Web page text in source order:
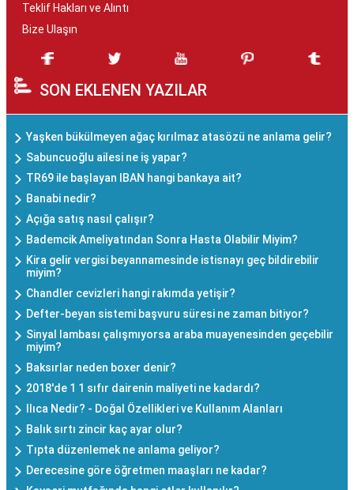
Teklif Hakları ve Alıntı
Bize Ulaşın
SON EKLENEN YAZILAR
Yaşken bükülmeyen ağaç kırılmaz atasözü ne anlama gelir?
Sabuncuoğlu ailesi ne iş yapar?
TR69 ile başlayan IBAN hangi bankaya ait?
Banabi nedir?
Açığa satış nasıl çalışır?
Bademcik Ameliyatından Sonra Hasta Olabilir Miyim?
Kira gelir vergisi beyannamesinde istisnayı geç bildirebilir
miyim?
Chandler cevizleri hangi rakımda yetişir?
Defter-beyan sistemi başvuru süresi ne zaman bitiyor?
Sinyal lambası çalışmıyorsa araba muayenesinden geçebilir
miyim?
Baksırlar neden boxer denir?
2018'de 1 1 sıfır dairenin maliyeti ne kadardı?
Ilıca Nedir? - Doğal Özellikleri ve Kullanım Alanları
Balık sırtı zincir kaç ayar olur?
Tıpta düzenlemek ne anlama geliyor?
Derecesine göre öğretmen maaşları ne kadar?